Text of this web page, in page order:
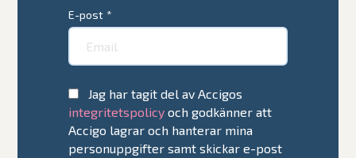
E-post *
Jag har tagit del av Accigos
integritetspolicy och godkänner att
Accigo lagrar och hanterar mina
personuppgifter samt skickar e-post